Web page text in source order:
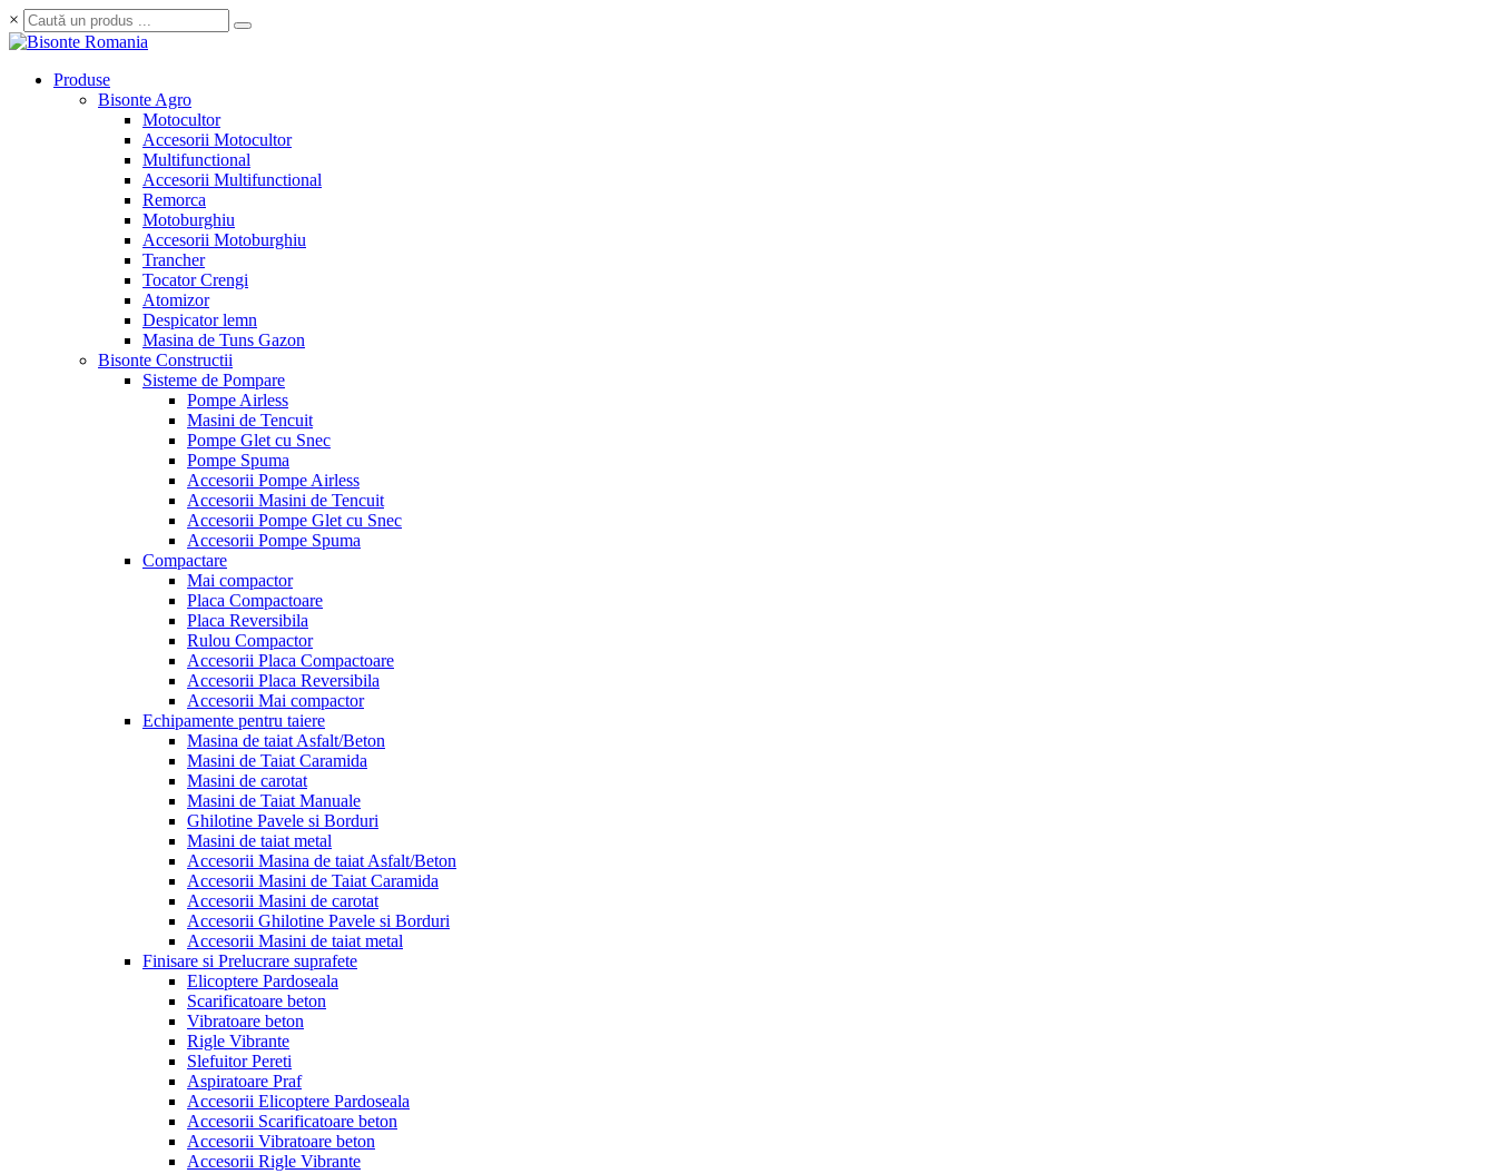
×
Produse
Bisonte Agro
Motocultor
Accesorii Motocultor
Multifunctional
Accesorii Multifunctional
Remorca
Motoburghiu
Accesorii Motoburghiu
Trancher
Tocator Crengi
Atomizor
Despicator lemn
Masina de Tuns Gazon
Bisonte Constructii
Sisteme de Pompare
Pompe Airless
Masini de Tencuit
Pompe Glet cu Snec
Pompe Spuma
Accesorii Pompe Airless
Accesorii Masini de Tencuit
Accesorii Pompe Glet cu Snec
Accesorii Pompe Spuma
Compactare
Mai compactor
Placa Compactoare
Placa Reversibila
Rulou Compactor
Accesorii Placa Compactoare
Accesorii Placa Reversibila
Accesorii Mai compactor
Echipamente pentru taiere
Masina de taiat Asfalt/Beton
Masini de Taiat Caramida
Masini de carotat
Masini de Taiat Manuale
Ghilotine Pavele si Borduri
Masini de taiat metal
Accesorii Masina de taiat Asfalt/Beton
Accesorii Masini de Taiat Caramida
Accesorii Masini de carotat
Accesorii Ghilotine Pavele si Borduri
Accesorii Masini de taiat metal
Finisare si Prelucrare suprafete
Elicoptere Pardoseala
Scarificatoare beton
Vibratoare beton
Rigle Vibrante
Slefuitor Pereti
Aspiratoare Praf
Accesorii Elicoptere Pardoseala
Accesorii Scarificatoare beton
Accesorii Vibratoare beton
Accesorii Rigle Vibrante